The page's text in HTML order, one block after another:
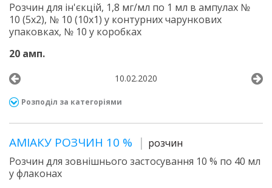
Розчин для ін'єкцій, 1,8 мг/мл по 1 мл в ампулах №
10 (5х2), № 10 (10х1) у контурних чарункових
упаковках, № 10 у коробках
20 амп.
10.02.2020
Розподіл за категоріями
АМІАКУ РОЗЧИН 10 %
розчин
Розчин для зовнішнього застосування 10 % по 40 мл
у флаконах